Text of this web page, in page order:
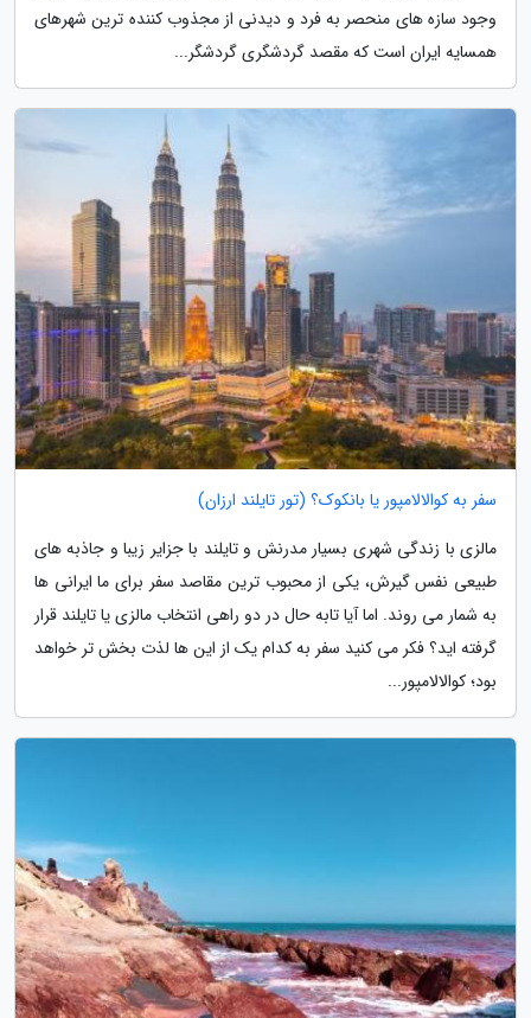
وجود سازه های منحصر به فرد و دیدنی از مجذوب کننده ترین شهرهای
همسایه ایران است که مقصد گردشگری گردشگر...
سفر به کوالالامپور یا بانکوک؟ (تور تایلند ارزان)
مالزی با زندگی شهری بسیار مدرنش و تایلند با جزایر زیبا و جاذبه های
طبیعی نفس گیرش، یکی از محبوب ترین مقاصد سفر برای ما ایرانی ها
به شمار می روند. اما آیا تابه حال در دو راهی انتخاب مالزی یا تایلند قرار
گرفته اید؟ فکر می کنید سفر به کدام یک از این ها لذت بخش تر خواهد
بود؛ کوالالامپور...